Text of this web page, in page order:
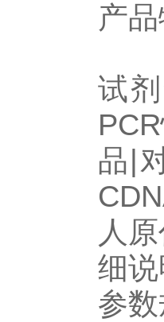
产
试
品|
人
细
参